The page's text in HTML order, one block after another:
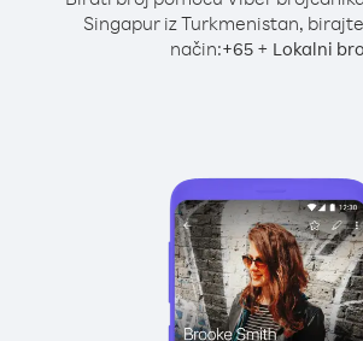
Singapur iz Turkmenistan,
način:+65 + Lokalni